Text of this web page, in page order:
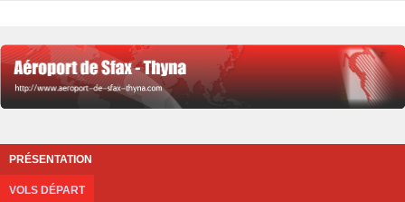
PRÉSENTATION
VOLS DÉPART